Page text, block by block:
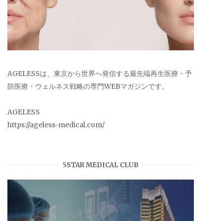
AGELESSは、東京から世界へ発信する最先端再生医療・予
防医療・ウェルネス戦略の専門WEBマガジンです。
AGELESS
https://ageless-medical.com/
5STAR MEDICAL CLUB